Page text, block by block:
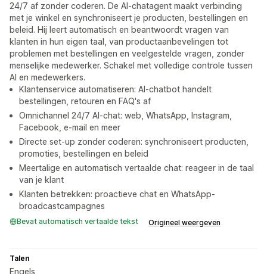
24/7 af zonder coderen. De AI-chatagent maakt verbinding
met je winkel en synchroniseert je producten, bestellingen en
beleid. Hij leert automatisch en beantwoordt vragen van
klanten in hun eigen taal, van productaanbevelingen tot
problemen met bestellingen en veelgestelde vragen, zonder
menselijke medewerker. Schakel met volledige controle tussen
AI en medewerkers.
Klantenservice automatiseren: AI-chatbot handelt
bestellingen, retouren en FAQ's af
Omnichannel 24/7 AI-chat: web, WhatsApp, Instagram,
Facebook, e-mail en meer
Directe set-up zonder coderen: synchroniseert producten,
promoties, bestellingen en beleid
Meertalige en automatisch vertaalde chat: reageer in de taal
van je klant
Klanten betrekken: proactieve chat en WhatsApp-
broadcastcampagnes
Bevat automatisch vertaalde tekst Origineel weergeven
Talen
Engels